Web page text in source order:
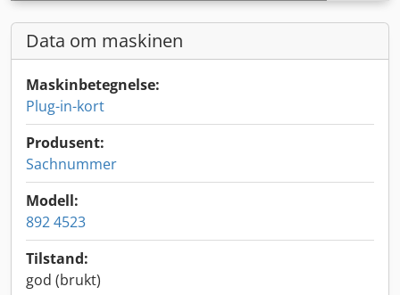
Data om maskinen
Maskinbetegnelse:
Plug-in-kort
Produsent:
Sachnummer
Modell:
892 4523
Tilstand:
god (brukt)